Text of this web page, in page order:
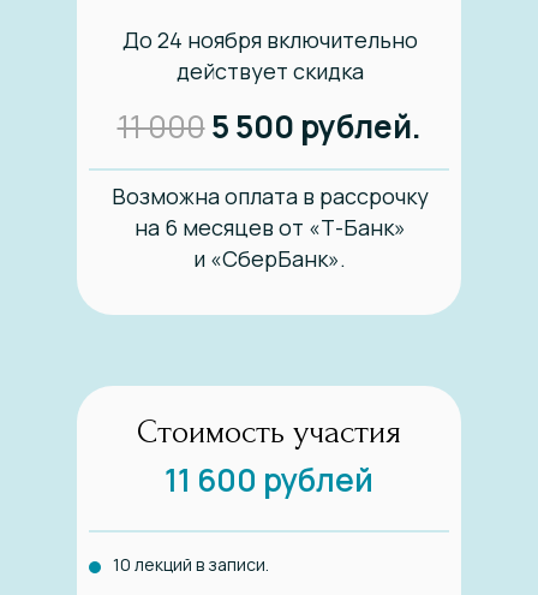
До 24 ноября включительно
действует скидка
Возможна оплата в рассрочку
на 6 месяцев от «Т-Банк»
и «СберБанк».
11 0005 500 рублей.
10 лекций в записи.
Стоимость участия
11 600 рублей